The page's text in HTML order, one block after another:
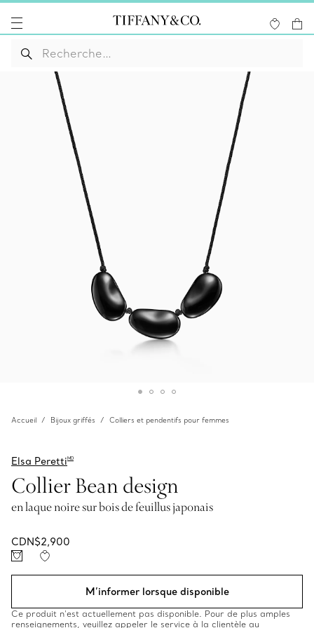
Accueil Bijoux griffés Colliers et pendentifs pour femmes
Elsa PerettiMD
Collier Bean design
en laque noire sur bois de feuillus japonais
CDN$2,900
M’informer lorsque disponible
Ce produit n’est actuellement pas disponible. Pour de plus amples
renseignements, veuillez appeler le service à la clientèle au